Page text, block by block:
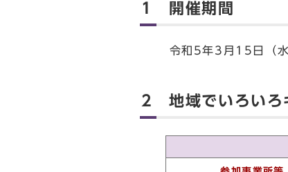
1 開催期間
令和5年3月15日（
2 地域でいろいろ